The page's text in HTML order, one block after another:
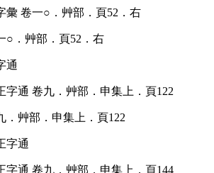
○．艸部．頁52．右
通
．艸部．申集上．頁122